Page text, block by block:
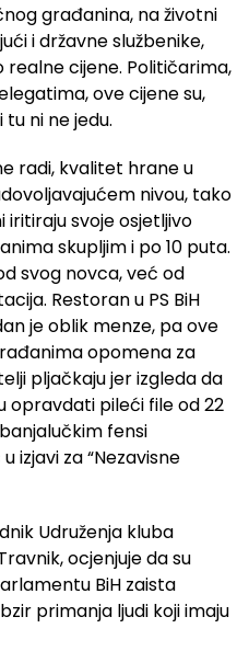
građanina, na životni
i državne službenike,
cijene. Političarima,
ove cijene su,
tu ni ne jedu.
radi, kvalitet hrane u
nivou, tako
svoje osjetljivo
skupljim i po 10 puta.
svog novca, već od
Restoran u PS BiH
je oblik menze, pa ove
opomena za
pljačkaju jer izgleda da
opravdati pileći file od 22
fensi
izjavi za “Nezavisne
Udruženja kluba
ocjenjuje da su
BiH zaista
primanja ljudi koji imaju